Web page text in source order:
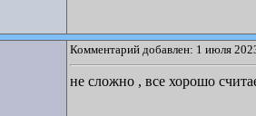
Комментарий добавлен: 1 июля
не сложно , все хорошо